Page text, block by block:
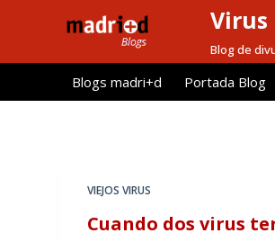
l
Virus
Blog de
Blogs madri+d Portada Blog
VIEJOS VIRUS
Cuando dos virus